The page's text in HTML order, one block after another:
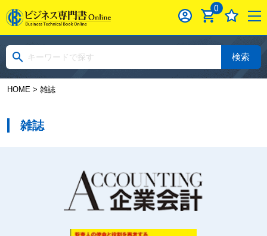
0
検索
HOME> 雑誌
雑誌